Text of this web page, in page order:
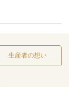
生産者の想い